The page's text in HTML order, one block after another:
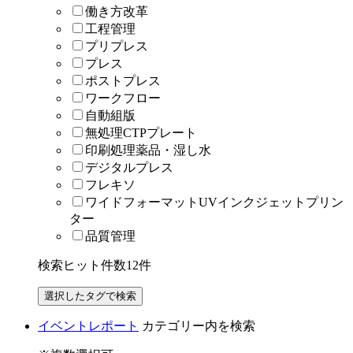
働き方改革
工程管理
プリプレス
プレス
ポストプレス
ワークフロー
自動組版
無処理CTPプレート
印刷処理薬品・湿し水
デジタルプレス
フレキソ
ワイドフォーマットUVインクジェットプリン
ター
品質管理
検索ヒット件数12件
イベントレポート カテゴリー内を検索